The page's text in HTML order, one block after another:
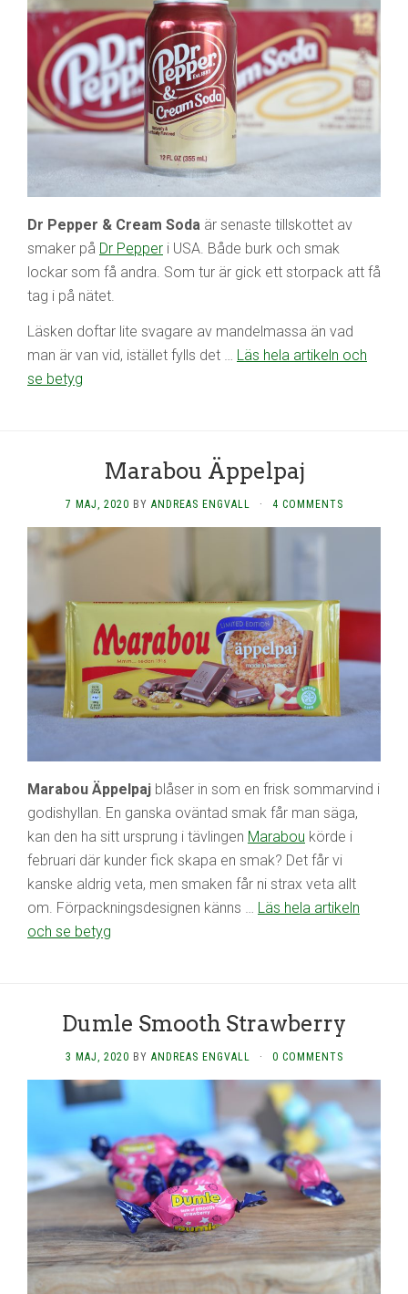
Dr Pepper & Cream Soda är senaste tillskottet av
smaker på Dr Pepper i USA. Både burk och smak
lockar som få andra. Som tur är gick ett storpack att få
tag i på nätet.
Läsken doftar lite svagare av mandelmassa än vad
man är van vid, istället fylls det … Läs hela artikeln och
se betyg
Marabou Äppelpaj
7 MAJ, 2020 BY ANDREAS ENGVALL · 4 COMMENTS
Marabou Äppelpaj blåser in som en frisk sommarvind i
godishyllan. En ganska oväntad smak får man säga,
kan den ha sitt ursprung i tävlingen Marabou körde i
februari där kunder fick skapa en smak? Det får vi
kanske aldrig veta, men smaken får ni strax veta allt
om. Förpackningsdesignen känns … Läs hela artikeln
och se betyg
Dumle Smooth Strawberry
3 MAJ, 2020 BY ANDREAS ENGVALL · 0 COMMENTS